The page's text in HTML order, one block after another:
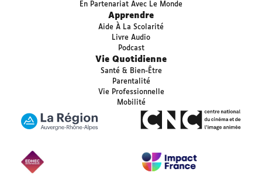
En Partenariat Avec Le Monde
Apprendre
Aide À La Scolarité
Livre Audio
Podcast
Vie Quotidienne
Santé & Bien-Être
Parentalité
Vie Professionnelle
Mobilité